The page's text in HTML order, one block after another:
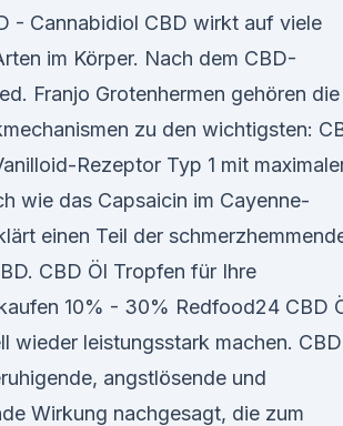
- Cannabidiol CBD wirkt auf viele
im Körper. Nach dem CBD-
Franjo Grotenhermen gehören die
zu den wichtigsten:
Rezeptor Typ 1 mit
wie das Capsaicin im Cayenne-
einen Teil der
CBD Öl Tropfen für Ihre
10% - 30% Redfood24 CBD
wieder leistungsstark machen. CBD
angstlösende und
Wirkung nachgesagt, die zum